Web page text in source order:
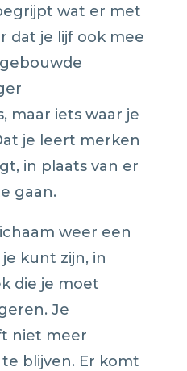
wat er met
dat je lijf ook mee
maar iets waar je
je leert merken
in plaats van er
gaan.
weer een
kunt zijn, in
die je moet
Je
niet meer
blijven. Er komt